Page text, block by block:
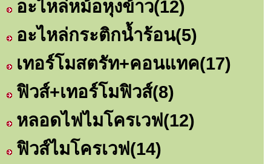
อะไหล่หม้อหุงข้าว(12)
อะไหล่กระติกน้ำร้อน(5)
เทอร์โมสตรัท+คอนแทค(17)
ฟิวส์+เทอร์โมฟิวส์(8)
หลอดไฟไมโครเวฟ(12)
ฟิวส์ไมโครเวฟ(14)